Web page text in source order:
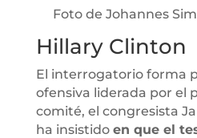
Foto de Johannes
Hillary Clinton
El interrogatorio forma
ofensiva liderada por el
comité, el congresista
ha insistido en que el